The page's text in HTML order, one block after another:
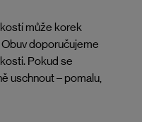
může korek
doporučujeme
Pokud se
uschnout – pomalu,